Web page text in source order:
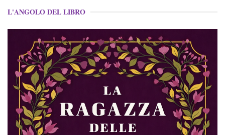
L'ANGOLO DEL LIBRO